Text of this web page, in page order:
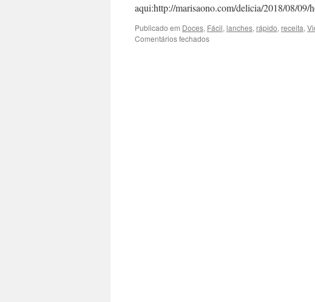
aqui:http://marisaono.com/delicia/2018/08/09/
Publicado em Doces, Fácil, lanches, rápido, receita,
Comentários fechadosem